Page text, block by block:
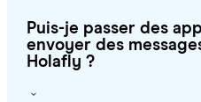
Puis-je passer des
envoyer des
Holafly ?